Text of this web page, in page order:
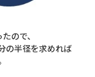
ので、
の半径を求めれば